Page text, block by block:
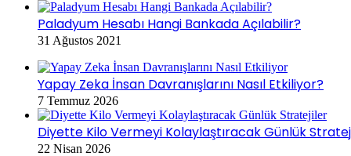
Paladyum Hesabı Hangi Bankada Açılabilir?
31 Ağustos 2021
Yapay Zeka İnsan Davranışlarını Nasıl Etkiliyor?
7 Temmuz 2026
Diyette Kilo Vermeyi Kolaylaştıracak Günlük
22 Nisan 2026